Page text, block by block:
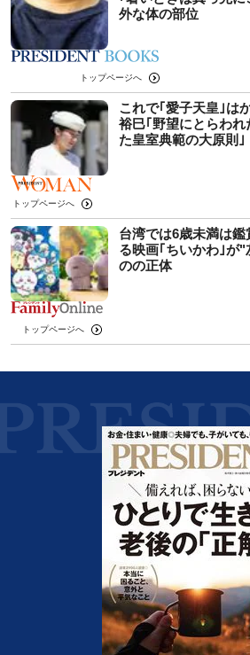
外な体の部位
トップページへ
これで｢愛子天皇｣は
裕巳｢野望にとらわ
た皇室典範の大原則｣
トップページへ
台湾では6歳未満は
る映画｢ちいかわ｣が
のの正体
トップページへ